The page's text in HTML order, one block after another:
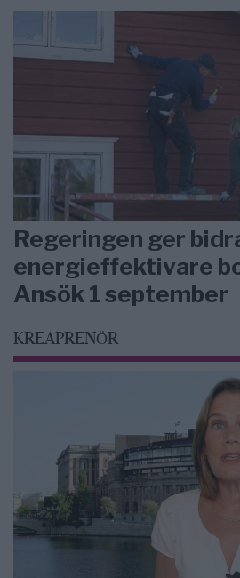
Regeringen ger
energieffektivare
Ansök 1 september
KREAPRENÖR